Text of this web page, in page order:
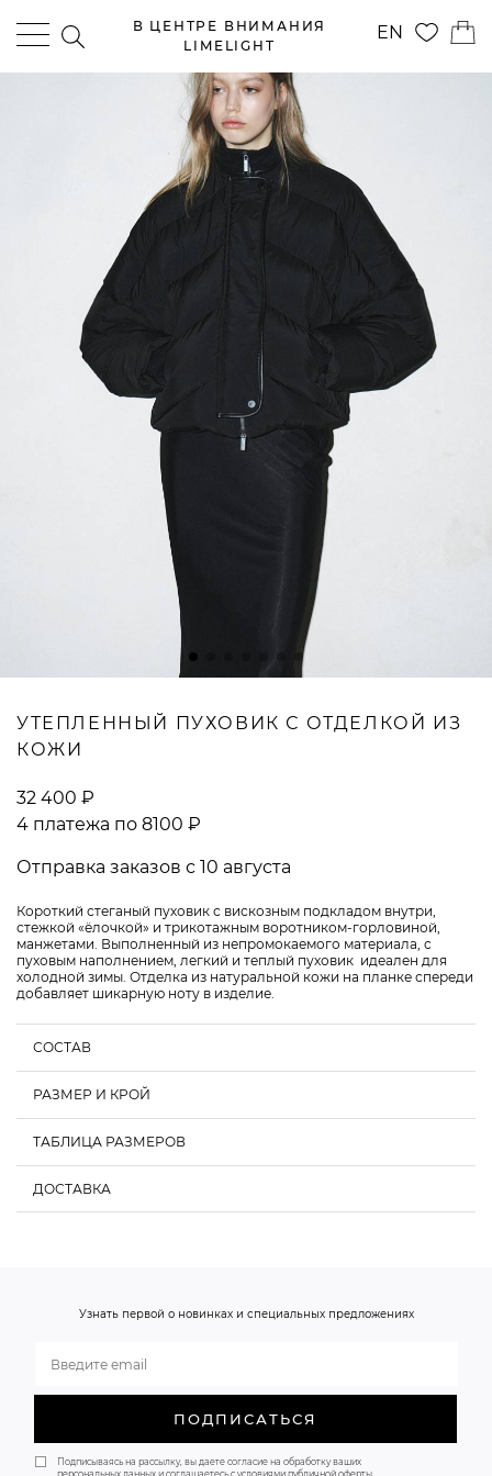
О НАС
В ЦЕНТРЕ ВНИМАНИЯ
LIMELIGHT
EN
УТЕПЛЕННЫЙ ПУХОВИК С ОТДЕЛКОЙ ИЗ
КОЖИ
32 400 ₽
4 платежа по 8100 ₽
Отправка заказов с 10 августа
Короткий стеганый пуховик с вискозным подкладом внутри,
стежкой «ёлочкой» и трикотажным воротником-горловиной,
манжетами. Выполненный из непромокаемого материала, с
пуховым наполнением, легкий и теплый пуховик идеален для
холодной зимы. Отделка из натуральной кожи на планке спереди
добавляет шикарную ноту в изделие.
СОСТАВ
РАЗМЕР И КРОЙ
ТАБЛИЦА РАЗМЕРОВ
Обхват груди, см Обхват талии, см Обхват бедер, см
90-95 66-70 94-98
ДОСТАВКА
Узнать первой о новинках и специальных предложениях
ПОДПИСАТЬСЯ
Подписываясь на рассылку, вы даете согласие на обработку ваших
персональных данных и соглашаетесь с условиями публичной оферты